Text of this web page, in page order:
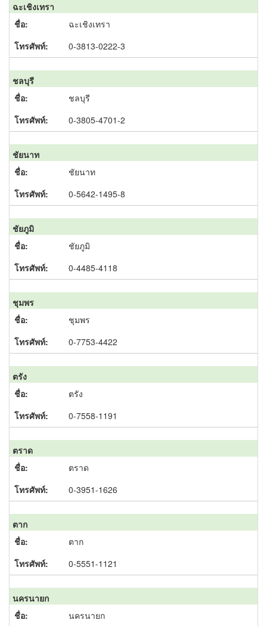
ฉะเชิงเทรา
ฉะเชิงเทรา
0-3813-0222-3
ชลบุรี
ชลบุรี
0-3805-4701-2
ชัยนาท
ชัยนาท
0-5642-1495-8
ชัยภูมิ
ชัยภูมิ
0-4485-4118
ชุมพร
ชุมพร
0-7753-4422
ตรัง
ตรัง
0-7558-1191
ตราด
ตราด
0-3951-1626
ตาก
ตาก
0-5551-1121
นครนายก
นครนายก